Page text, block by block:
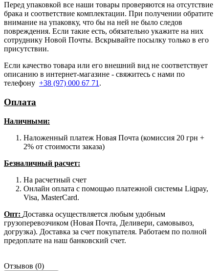
Перед упаковкой все наши товары проверяются на отсутствие
брака и соответствие комплектации. При получении обратите
внимание на упаковку, что бы на ней не было следов
повреждения. Если такие есть, обязательно укажите на них
сотруднику Новой Почты. Вскрывайте посылку только в его
присутствии.
Если качество товара или его внешний вид не соответствует
описанию в интернет-магазине - свяжитесь с нами по
телефону +38 (97) 000 67 71 .
Оплата
Наличными:
Наложенный платеж Новая Почта (комиссия 20 грн +
2% от стоимости заказа)
Безналичный расчет:
На расчетный счет
Онлайн оплата с помощью платежной системы Liqpay,
Visa, MasterCard.
Опт: Доставка осуществляется любым удобным
грузоперевозчиком (Новая Почта, Деливери, самовывоз,
догрузка). Доставка за счет покупателя. Работаем по полной
предоплате на наш банковский счет.
Отзывов (0)